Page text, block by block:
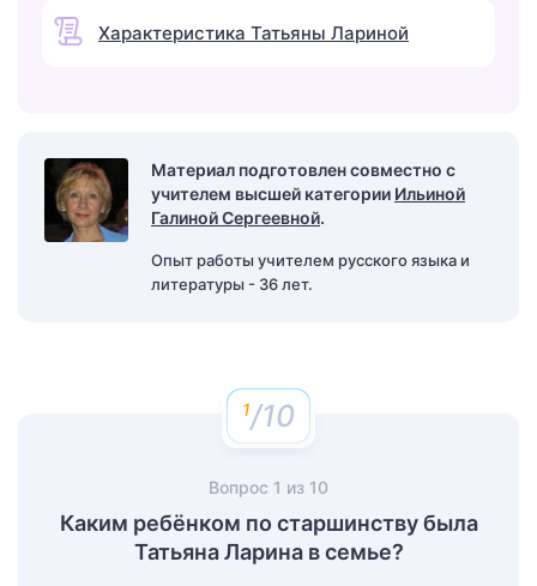
Характеристика Татьяны Лариной
Материал подготовлен совместно с
учителем высшей категории Ильиной
Галиной Сергеевной.
Опыт работы учителем русского языка и
литературы - 36 лет.
/10
Вопрос 1 из 10
Каким ребёнком по старшинству была
Татьяна Ларина в семье?